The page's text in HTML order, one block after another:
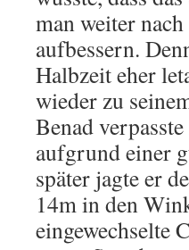
man weiter
aufbessern.
Halbzeit eher
wieder zu
Benad
aufgrund einer
später jagte er
14m in den
eingewechselte